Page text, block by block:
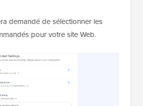
demandé de sélectionner les
pour votre site Web.